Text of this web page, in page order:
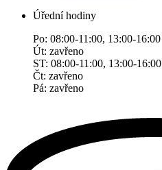
Úřední hodiny
Po: 08:00-11:00, 13:00-16:00
Út: zavřeno
ST: 08:00-11:00, 13:00-16:00
Čt: zavřeno
Pá: zavřeno